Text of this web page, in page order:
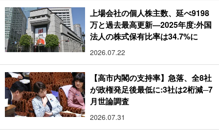
上場会社の個人株主数、延べ9198
万と過去最高更新―2025年度:外国
法人の株式保有比率は34.7%に
2026.07.22
【高市内閣の支持率】急落、全8社
が政権発足後最低に:3社は2桁減─7
月世論調査
2026.07.31